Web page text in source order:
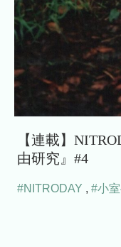
【連載】
由研究』#4
#NITRODAY , #小